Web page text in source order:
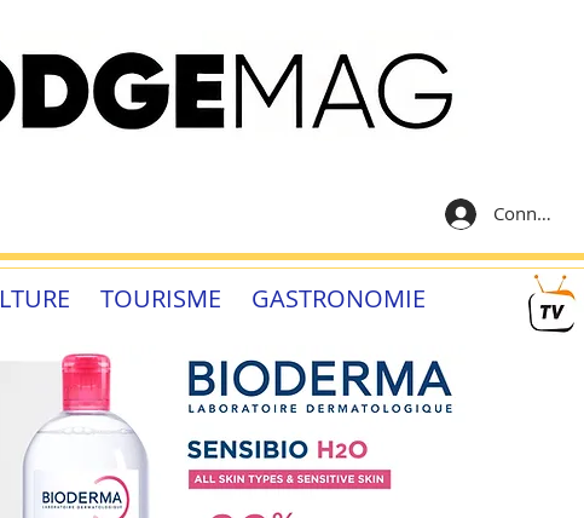
Connexion
TOURISME GASTRONOMIE